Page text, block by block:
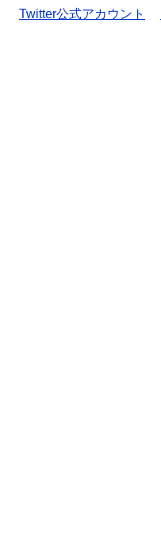
Twitter公式アカウント